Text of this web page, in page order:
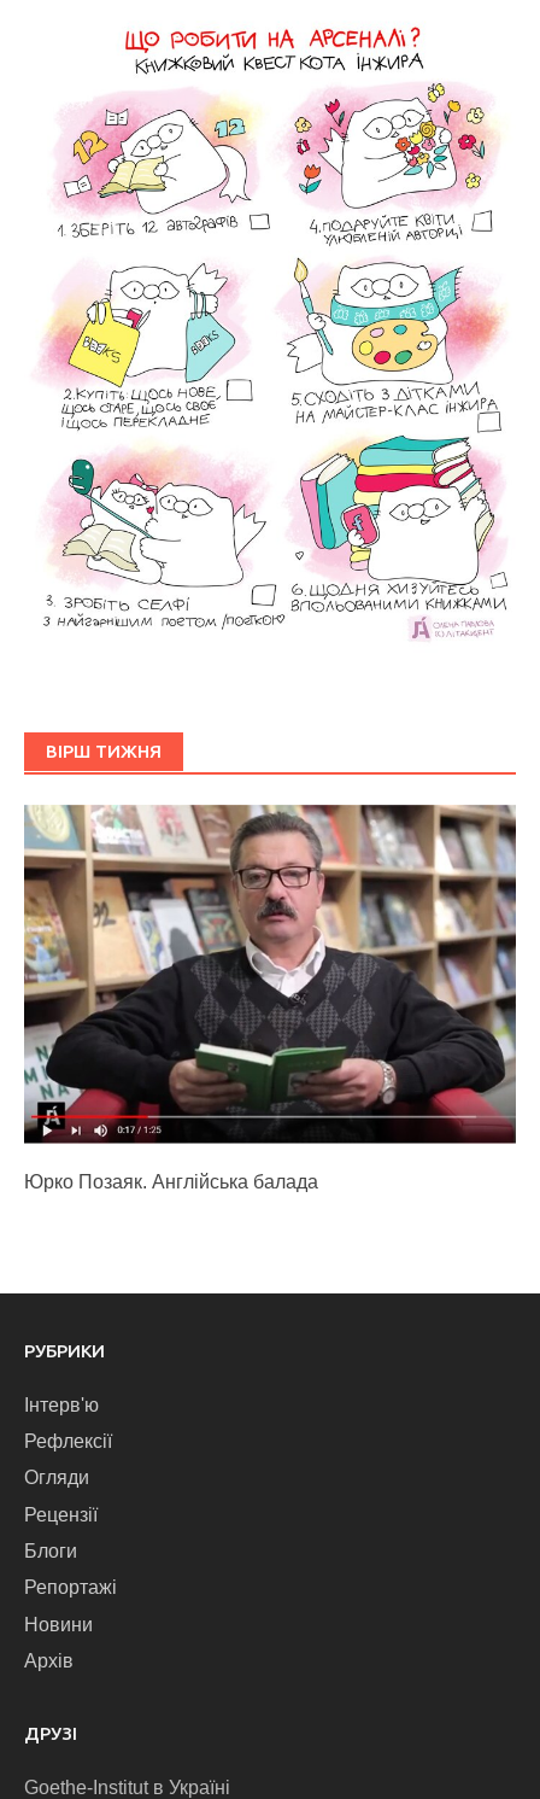
ВІРШ ТИЖНЯ
Юрко Позаяк. Англійська балада
РУБРИКИ
Інтерв'ю
Рефлексії
Огляди
Рецензії
Блоги
Репортажі
Новини
Архів
ДРУЗІ
Goethe-Institut в Україні